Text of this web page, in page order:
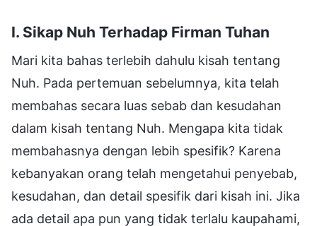
I. Sikap Nuh Terhadap Firman Tuhan
Mari kita bahas terlebih dahulu kisah tentang
Nuh. Pada pertemuan sebelumnya, kita telah
membahas secara luas sebab dan kesudahan
dalam kisah tentang Nuh. Mengapa kita tidak
membahasnya dengan lebih spesifik? Karena
kebanyakan orang telah mengetahui penyebab,
kesudahan, dan detail spesifik dari kisah ini. Jika
ada detail apa pun yang tidak terlalu kaupahami,